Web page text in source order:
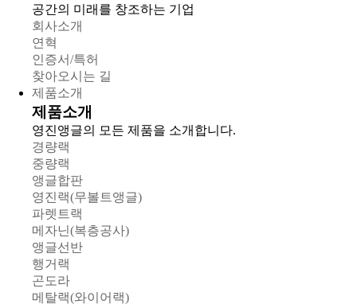
공간의 미래를 창조하는 기업
회사소개
연혁
인증서/특허
찾아오시는 길
제품소개
제품소개
영진앵글의 모든 제품을 소개합니다.
경량랙
중량랙
앵글합판
영진랙(무볼트앵글)
파렛트랙
메자닌(복층공사)
앵글선반
행거랙
곤도라
메탈랙(와이어랙)